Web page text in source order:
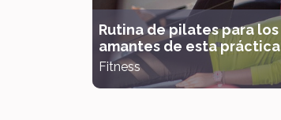
Rutina de pilates para los
amantes de esta práctica
Fitness